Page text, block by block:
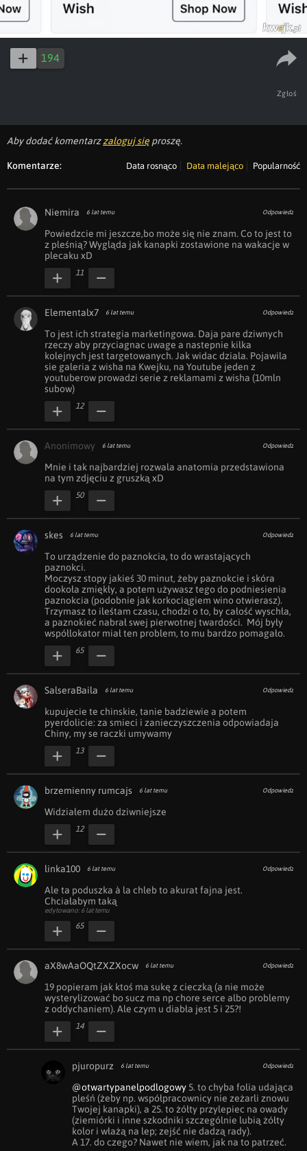
194
Zgłoś
Aby dodać komentarzzaloguj się proszę.
Komentarze: Data rosnąco Data malejąco Popularność
Niemira 6 lat temu Odpowiedz
Powiedzcie mi jeszcze,bo może się nie znam. Co to jest to
z pleśnią? Wygląda jak kanapki zostawione na wakacje w
plecaku xD
11
Elementalx7 6 lat temu Odpowiedz
To jest ich strategia marketingowa. Daja pare dziwnych
rzeczy aby przyciagnac uwage a nastepnie kilka
kolejnych jest targetowanych. Jak widac dziala. Pojawila
sie galeria z wisha na Kwejku, na Youtube jeden z
youtuberow prowadzi serie z reklamami z wisha (10mln
subow)
12
Anonimowy 6 lat temu Odpowiedz
Mnie i tak najbardziej rozwala anatomia przedstawiona
na tym zdjęciu z gruszką xD
50
skes 6 lat temu Odpowiedz
To urządzenie do paznokcia, to do wrastających
paznokci.
Moczysz stopy jakieś 30 minut, żeby paznokcie i skóra
dookoła zmiękły, a potem używasz tego do podniesienia
paznokcia (podobnie jak korkociągiem wino otwierasz).
Trzymasz to ileśtam czasu, chodzi o to, by całość wyschła,
a paznokieć nabrał swej pierwotnej twardości.  Mój były
współlokator miał ten problem, to mu bardzo pomagało.
65
SalseraBaila 6 lat temu Odpowiedz
kupujecie te chinskie, tanie badziewie a potem
pyerdolicie: za smieci i zanieczyszczenia odpowiadaja
Chiny, my se raczki umywamy
13
brzemienny rumcajs 6 lat temu Odpowiedz
Widziałem dużo dziwniejsze
12
linka100 6 lat temu Odpowiedz
Ale ta poduszka à la chleb to akurat fajna jest.
Chciałabym taką
edytowano: 6 lat temu
65
aX8wAaOQtZXZXocw 6 lat temu Odpowiedz
19 popieram jak ktoś ma sukę z cieczką (a nie może
wysterylizować bo sucz ma np chore serce albo problemy
z oddychaniem). Ale czym u diabła jest 5 i 25?!
14
pjuropurz 6 lat temu Odpowiedz
@otwartypanelpodlogowy 5. to chyba folia udająca
pleśń (żeby np. współpracownicy nie zeżarli znowu
Twojej kanapki), a 25. to żółty przylepiec na owady
(ziemiórki i inne szkodniki szczególnie lubią żółty
kolor i włażą na lep; zejść nie dadzą rady).
A 17. do czego? Nawet nie wiem, jak na to patrzeć.